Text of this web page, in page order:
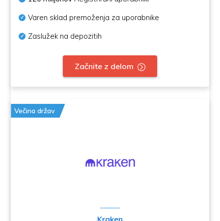
Varen sklad premoženja za uporabnike
Zaslužek na depozitih
Začnite z delom
Večina držav
Kraken